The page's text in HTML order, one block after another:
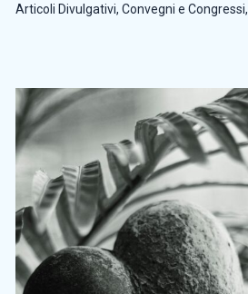
Articoli Divulgativi, Convegni e Congressi,